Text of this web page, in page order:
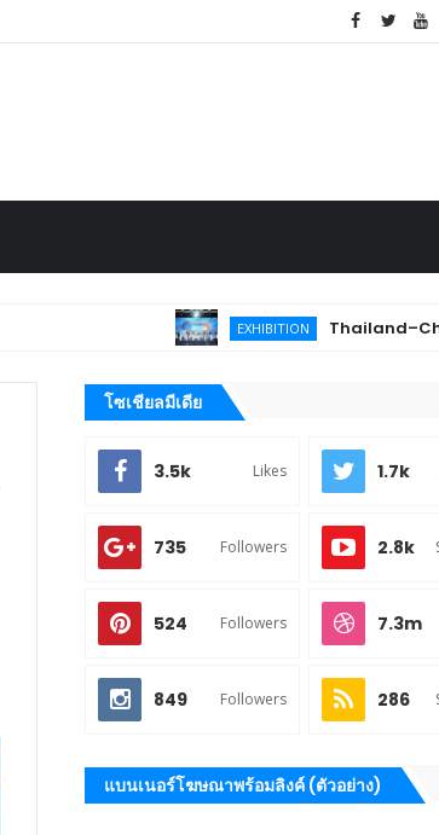
EXHIBITION Thailand–China
โซเชียลมีเดีย
3.5k Likes 1.7k
735 Followers 2.8k
524 Followers 7.3m
849 Followers 286
แบนเนอร์โฆษณาพร้อมลิงค์ (ตัวอย่าง)